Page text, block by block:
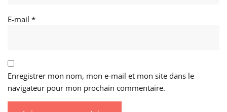
E-mail *
Enregistrer mon nom, mon e-mail et mon site dans le
navigateur pour mon prochain commentaire.